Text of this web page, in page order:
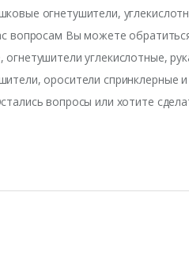
огнетушители,
вопросам Вы можете
углекислотные,
оросители спринклерные
вопросы или хотите